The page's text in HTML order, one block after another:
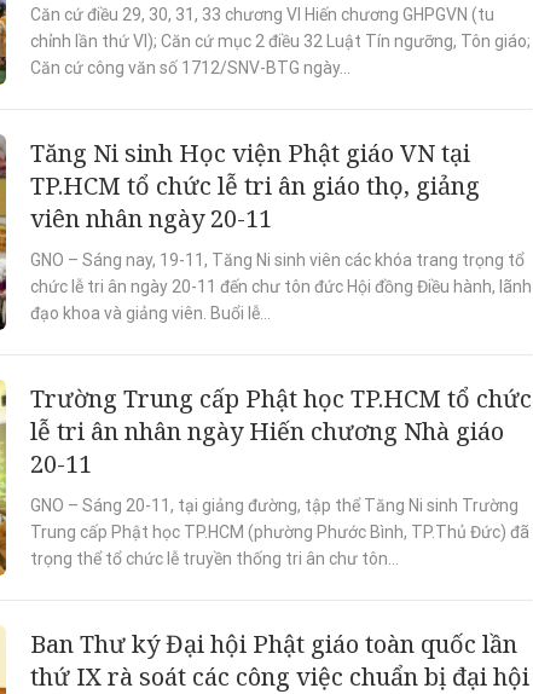
Căn cứ điều 29, 30, 31, 33 chương VI Hiến chương GHPGVN (tu
chỉnh lần thứ VI); Căn cứ mục 2 điều 32 Luật Tín ngưỡng, Tôn giáo;
Căn cứ công văn số 1712/SNV-BTG ngày...
Tăng Ni sinh Học viện Phật giáo VN tại
TP.HCM tổ chức lễ tri ân giáo thọ, giảng
viên nhân ngày 20-11
GNO – Sáng nay, 19-11, Tăng Ni sinh viên các khóa trang trọng tổ
chức lễ tri ân ngày 20-11 đến chư tôn đức Hội đồng Điều hành, lãnh
đạo khoa và giảng viên. Buổi lễ...
Trường Trung cấp Phật học TP.HCM tổ chức
lễ tri ân nhân ngày Hiến chương Nhà giáo
20-11
GNO – Sáng 20-11, tại giảng đường, tập thể Tăng Ni sinh Trường
Trung cấp Phật học TP.HCM (phường Phước Bình, TP.Thủ Đức) đã
trọng thể tổ chức lễ truyền thống tri ân chư tôn...
Ban Thư ký Đại hội Phật giáo toàn quốc lần
thứ IX rà soát các công việc chuẩn bị đại hội